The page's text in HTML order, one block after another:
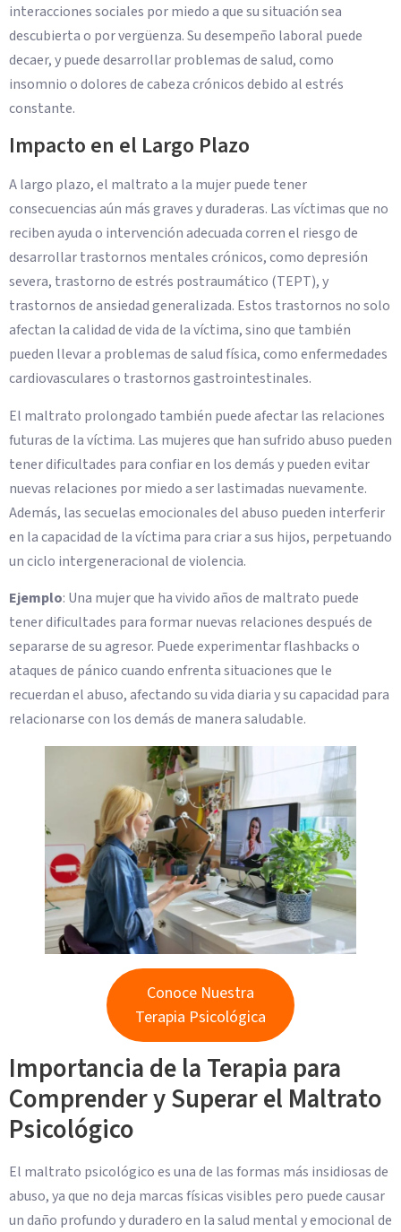
interacciones sociales por miedo a que su situación sea
descubierta o por vergüenza. Su desempeño laboral puede
decaer, y puede desarrollar problemas de salud, como
insomnio o dolores de cabeza crónicos debido al estrés
constante.
Impacto en el Largo Plazo
A largo plazo, el maltrato a la mujer puede tener
consecuencias aún más graves y duraderas. Las víctimas que no
reciben ayuda o intervención adecuada corren el riesgo de
desarrollar trastornos mentales crónicos, como depresión
severa, trastorno de estrés postraumático (TEPT), y
trastornos de ansiedad generalizada. Estos trastornos no solo
afectan la calidad de vida de la víctima, sino que también
pueden llevar a problemas de salud física, como enfermedades
cardiovasculares o trastornos gastrointestinales.
El maltrato prolongado también puede afectar las relaciones
futuras de la víctima. Las mujeres que han sufrido abuso pueden
tener dificultades para confiar en los demás y pueden evitar
nuevas relaciones por miedo a ser lastimadas nuevamente.
Además, las secuelas emocionales del abuso pueden interferir
en la capacidad de la víctima para criar a sus hijos, perpetuando
un ciclo intergeneracional de violencia.
Ejemplo: Una mujer que ha vivido años de maltrato puede
tener dificultades para formar nuevas relaciones después de
separarse de su agresor. Puede experimentar flashbacks o
ataques de pánico cuando enfrenta situaciones que le
recuerdan el abuso, afectando su vida diaria y su capacidad para
relacionarse con los demás de manera saludable.
Conoce Nuestra
Terapia Psicológica
Importancia de la Terapia para
Comprender y Superar el Maltrato
Psicológico
El maltrato psicológico es una de las formas más insidiosas de
abuso, ya que no deja marcas físicas visibles pero puede causar
un daño profundo y duradero en la salud mental y emocional de